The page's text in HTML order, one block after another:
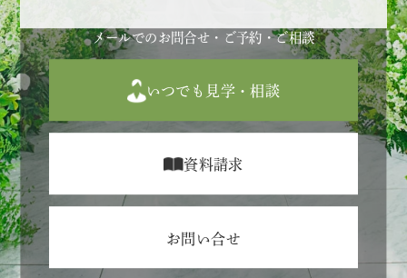
メールでのお問合せ・ご予約・ご相談
いつでも見学・相談
資料請求
お問い合せ